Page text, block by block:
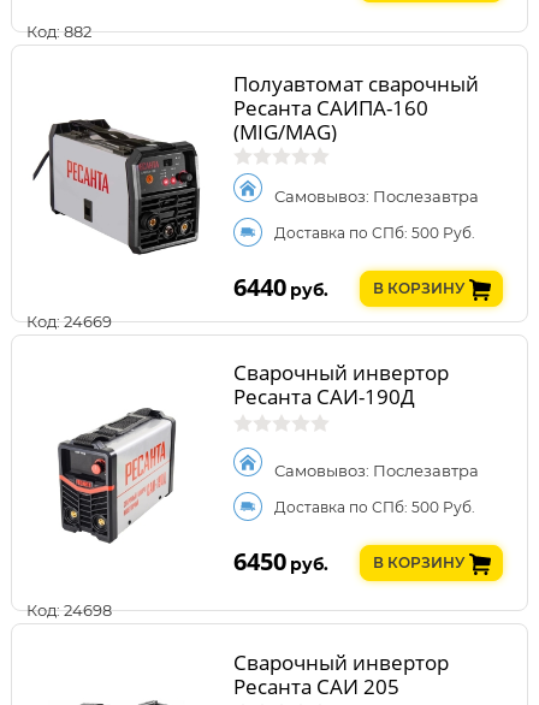
Код: 882
Код: 24669
Полуавтомат сварочный
Ресанта САИПА-160
(MIG/MAG)
Самовывоз: Послезавтра
Доставка по СПб: 500 Руб.
6440 руб. В КОРЗИНУ
Код: 24698
Сварочный инвертор
Ресанта САИ-190Д
Самовывоз: Послезавтра
Доставка по СПб: 500 Руб.
6450 руб. В КОРЗИНУ
Сварочный инвертор
Ресанта САИ 205